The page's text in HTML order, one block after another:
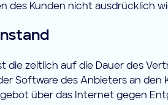
des Kunden nicht ausdrücklich
die zeitlich auf die Dauer des
Software des Anbieters an den
über das Internet gegen